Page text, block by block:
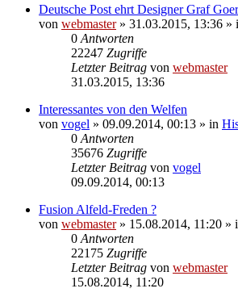
Deutsche Post ehrt Designer Graf
von webmaster» 31.03.2015, 13:36 »
0 Antworten
22247 Zugriffe
Letzter Beitrag von webmaster
31.03.2015, 13:36
Interessantes von den Welfen
von vogel » 09.09.2014, 00:13 » in
0 Antworten
35676 Zugriffe
Letzter Beitrag von vogel
09.09.2014, 00:13
Fusion Alfeld-Freden ?
von webmaster» 15.08.2014, 11:20 »
0 Antworten
22175 Zugriffe
Letzter Beitrag von webmaster
15.08.2014, 11:20